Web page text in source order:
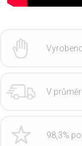
V
98,3%